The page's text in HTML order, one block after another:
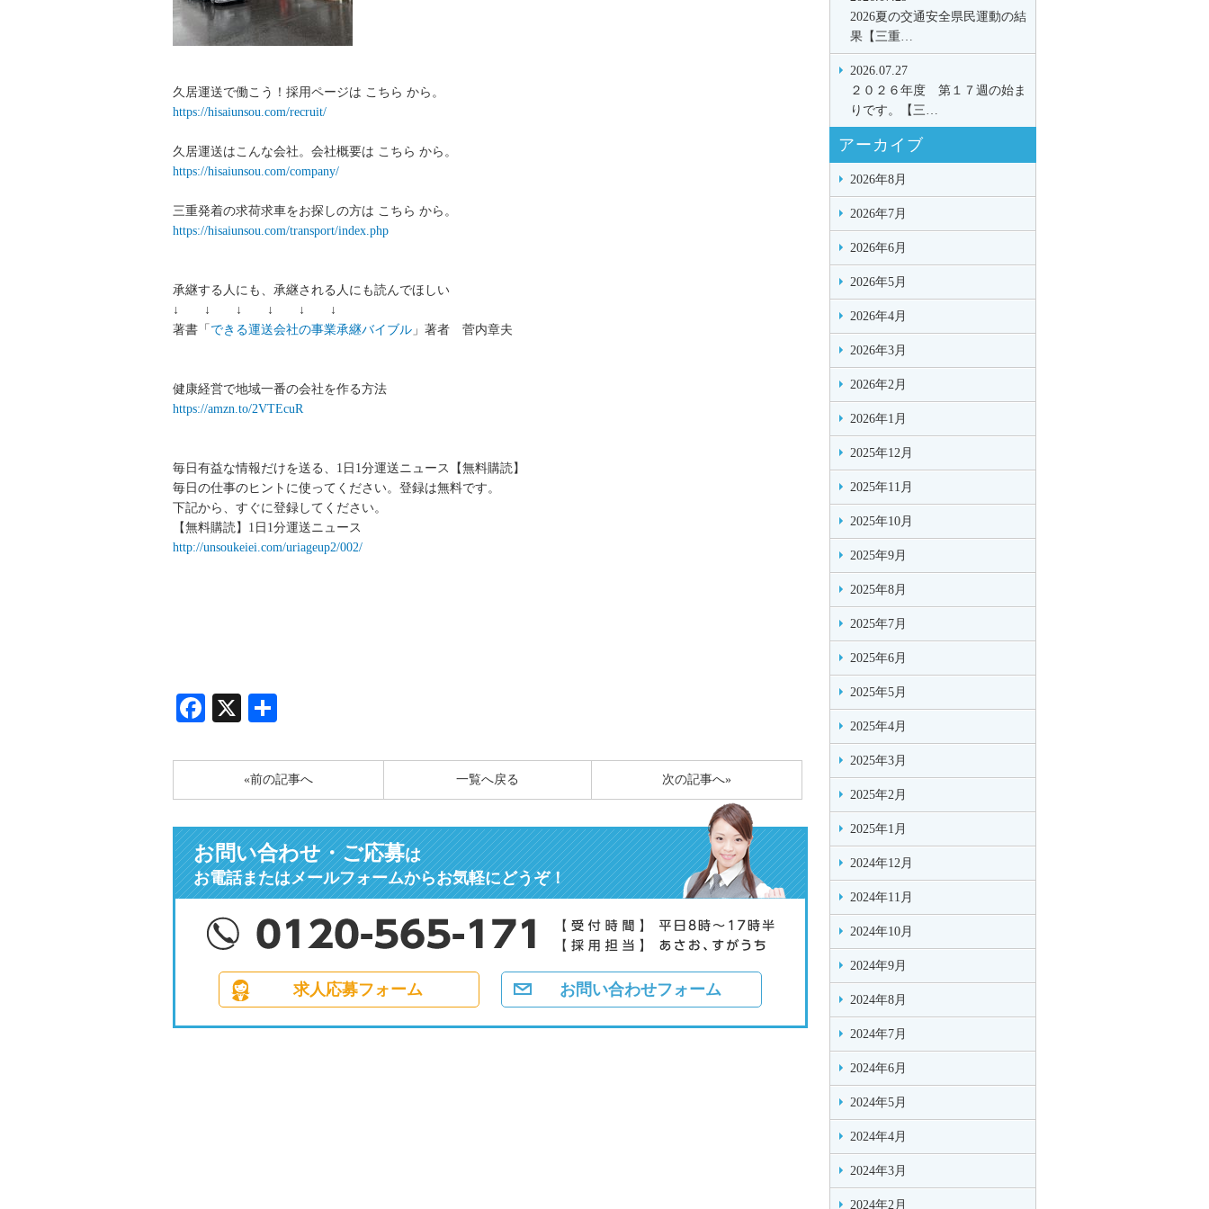
久居運送で働こう！採用ページは こちら から。
https://hisaiunsou.com/recruit/
久居運送はこんな会社。会社概要は こちら から。
https://hisaiunsou.com/company/
三重発着の求荷求車をお探しの方は こちら から。
https://hisaiunsou.com/transport/index.php
承継する人にも、承継される人にも読んでほしい
↓ ↓ ↓ ↓ ↓ ↓
著書「 できる運送会社の事業承継バイブル 」著者 菅内章夫
健康経営で地域一番の会社を作る方法
https://amzn.to/2VTEcuR
毎日有益な情報だけを送る、1日1分運送ニュース【無料購読】
毎日の仕事のヒントに使ってください。登録は無料です。
下記から、すぐに登録してください。
【無料購読】1日1分運送ニュース
http://unsoukeiei.com/uriageup2/002/
Facebook
X
«前の記事へ 次の記事へ»
一覧へ戻る
お問い合わせ・ご応募は
お電話またはメールフォームからお気軽にどうぞ！
求人応募フォーム お問い合わせフォーム
2026夏の交通安全県民運動の結
果【三重…
2026.07.27
２０２６年度 第１７週の始ま
りです。【三…
アーカイブ
2026年8月
2026年7月
2026年6月
2026年5月
2026年4月
2026年3月
2026年2月
2026年1月
2025年12月
2025年11月
2025年10月
2025年9月
2025年8月
2025年7月
2025年6月
2025年5月
2025年4月
2025年3月
2025年2月
2025年1月
2024年12月
2024年11月
2024年10月
2024年9月
2024年8月
2024年7月
2024年6月
2024年5月
2024年4月
2024年3月
2024年2月